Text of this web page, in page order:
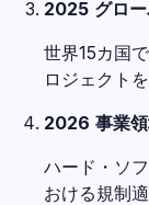
2025 グロ
世界15カ国
ロジェクトを
2026 事業
ハード・ソ
おける規制